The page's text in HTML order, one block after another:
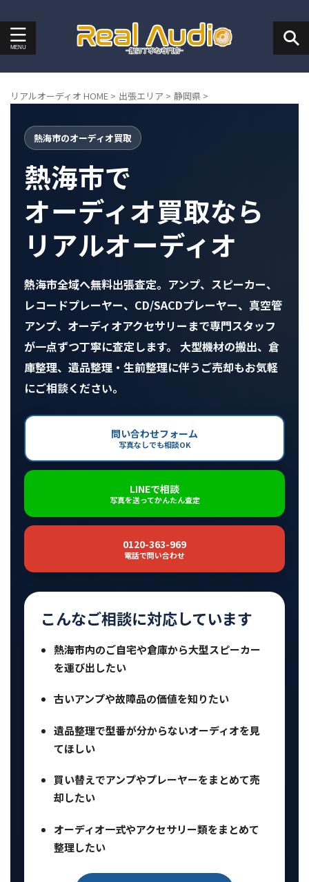
リアルオーディオ HOME > 出張エリア > 静岡県 >
熱海市のオーディオ買取
熱海市で
オーディオ買取なら
リアルオーディオ
熱海市全域へ無料出張査定。アンプ、スピーカー、
レコードプレーヤー、CD/SACDプレーヤー、真空管
アンプ、オーディオアクセサリーまで専門スタッフ
が一点ずつ丁寧に査定します。 大型機材の搬出、倉
庫整理、遺品整理・生前整理に伴うご売却もお気軽
にご相談ください。
問い合わせフォーム
写真なしでも相談OK
LINEで相談
写真を送ってかんたん査定
0120-363-969
電話で問い合わせ
こんなご相談に対応しています
熱海市内のご自宅や倉庫から大型スピーカー
を運び出したい
古いアンプや故障品の価値を知りたい
遺品整理で型番が分からないオーディオを見
てほしい
買い替えでアンプやプレーヤーをまとめて売
却したい
オーディオ一式やアクセサリー類をまとめて
整理したい